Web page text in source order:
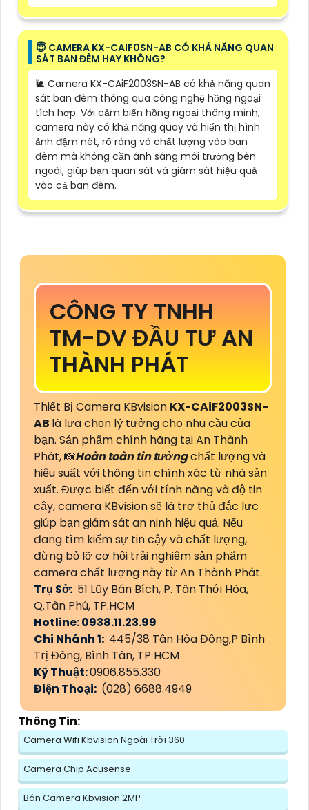
😇 CAMERA KX-CAIF0SN-AB CÓ KHẢ NĂNG QUAN
SÁT BAN ĐÊM HAY KHÔNG?
🐌 Camera KX-CAiF2003SN-AB có khả năng quan
sát ban đêm thông qua công nghệ hồng ngoại
tích hợp. Với cảm biến hồng ngoại thông minh,
camera này có khả năng quay và hiển thị hình
ảnh đậm nét, rõ ràng và chất lượng vào ban
đêm mà không cần ánh sáng môi trường bên
ngoài, giúp bạn quan sát và giám sát hiệu quả
vào cả ban đêm.
CÔNG TY TNHH
TM-DV ĐẦU TƯ AN
THÀNH PHÁT
Thiết Bị Camera KBvision KX-CAiF2003SN-
AB là lựa chọn lý tưởng cho nhu cầu của
bạn. Sản phẩm chính hãng tại An Thành
Phát, 📸Hoàn toàn tin tưởngchất lượng và
hiệu suất với thông tin chính xác từ nhà sản
xuất. Được biết đến với tính năng và độ tin
cậy, camera KBvision sẽ là trợ thủ đắc lực
giúp bạn giám sát an ninh hiệu quả. Nếu
đang tìm kiếm sự tin cậy và chất lượng,
đừng bỏ lỡ cơ hội trải nghiệm sản phẩm
camera chất lượng này từ An Thành Phát.
Trụ Sở: 51 Lũy Bán Bích, P. Tân Thới Hòa,
Q.Tân Phú, TP.HCM
Hotline: 0938.11.23.99
Chi Nhánh 1: 445/38 Tân Hòa Đông,P Bình
Trị Đông, Bình Tân, TP HCM
Kỹ Thuật:0906.855.330
Điện Thoại: (028) 6688.4949
Thông Tin:
Camera Wifi Kbvision Ngoài Trời 360
Camera Chip Acusense
Bán Camera Kbvision 2MP